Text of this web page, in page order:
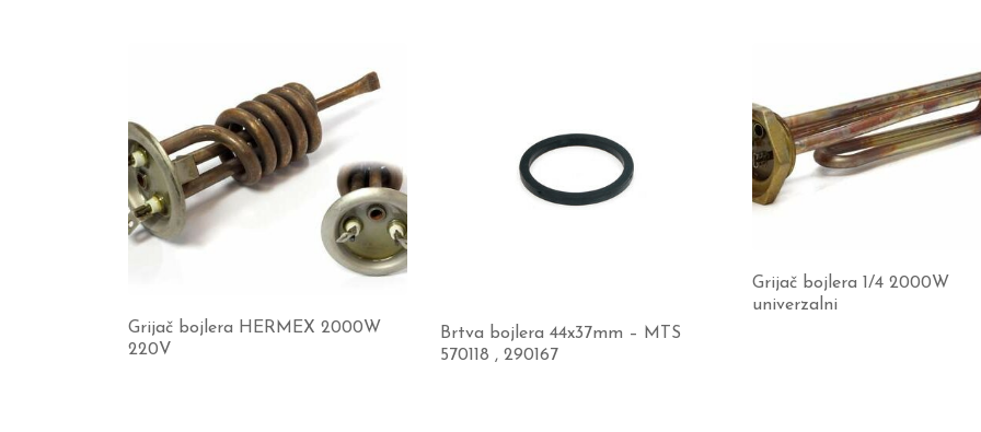
Grijač bojlera HERMEX 2000W
220V
Brtva bojlera 44x37mm – MTS
570118 , 290167
Grijač bojlera 1/4 2000W
univerzalni